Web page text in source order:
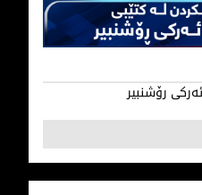
و ئەركی رۆشنبیر
رۆشنبیر